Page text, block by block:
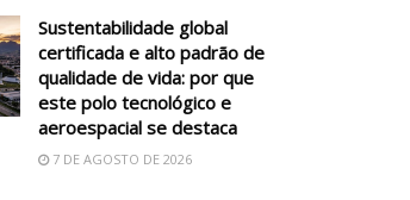
Sustentabilidade global
certificada e alto padrão de
qualidade de vida: por que
este polo tecnológico e
aeroespacial se destaca
7 DE AGOSTO DE 2026